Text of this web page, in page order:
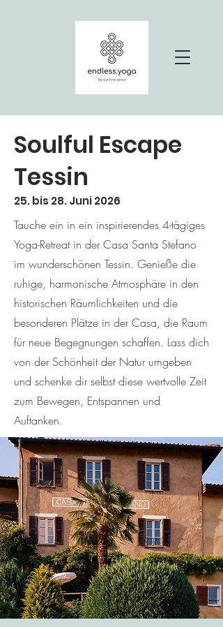
Soulful Escape
Tessin
25. bis 28. Juni 2026
Tauche ein in ein inspirierendes 4-tägiges
Yoga-Retreat in der Casa Santa Stefano
im wunderschönen Tessin. Genieße die
ruhige, harmonische Atmosphäre in den
historischen Räumlichkeiten und die
besonderen Plätze in der Casa, die Raum
für neue Begegnungen schaffen. Lass dich
von der Schönheit der Natur umgeben
und schenke dir selbst diese wertvolle Zeit
zum Bewegen, Entspannen und
Auftanken.